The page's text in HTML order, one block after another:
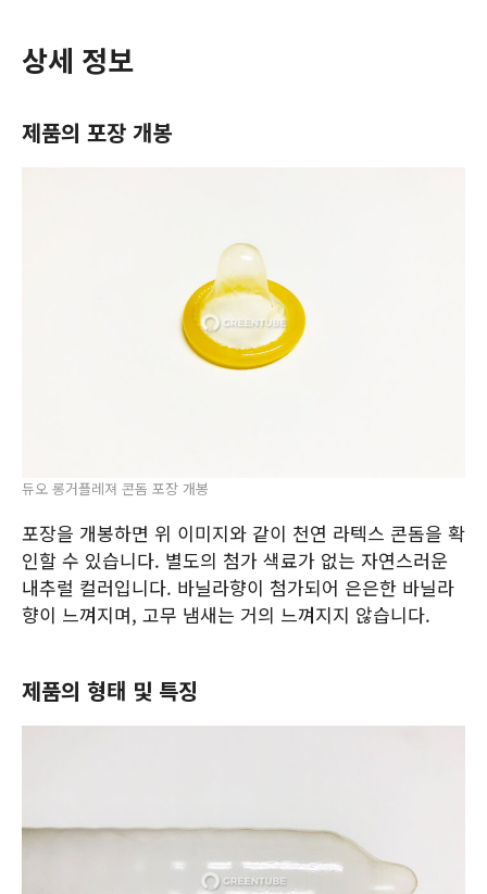
상세 정보
제품의 포장 개봉
듀오 롱거플레져 콘돔 포장 개봉
포장을 개봉하면 위 이미지와 같이 천연 라텍스 콘돔을 확
인할 수 있습니다. 별도의 첨가 색료가 없는 자연스러운
내추럴 컬러입니다. 바닐라향이 첨가되어 은은한 바닐라
향이 느껴지며, 고무 냄새는 거의 느껴지지 않습니다.
제품의 형태 및 특징